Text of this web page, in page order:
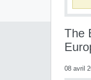
The
08 avril